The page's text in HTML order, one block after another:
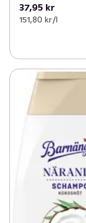
37,95 kr
151,80 kr /l